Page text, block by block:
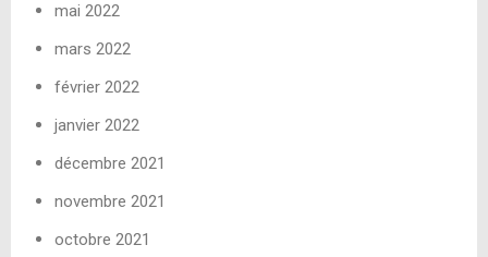
mai 2022
mars 2022
février 2022
janvier 2022
décembre 2021
novembre 2021
octobre 2021